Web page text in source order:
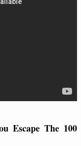
Escape The 100